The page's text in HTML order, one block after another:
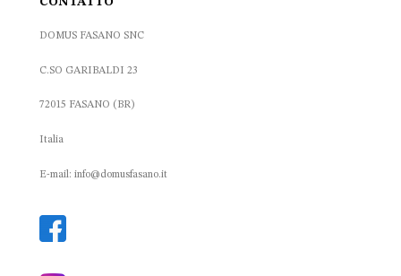
DOMUS FASANO SNC
C.SO GARIBALDI 23
72015 FASANO (BR)
Italia
E-mail: info@domusfasano.it